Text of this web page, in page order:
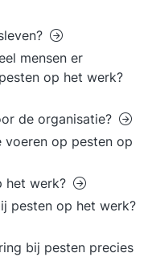
mensen er
op het werk?
de organisatie?
op pesten op
het werk?
pesten op het werk?
bij pesten precies